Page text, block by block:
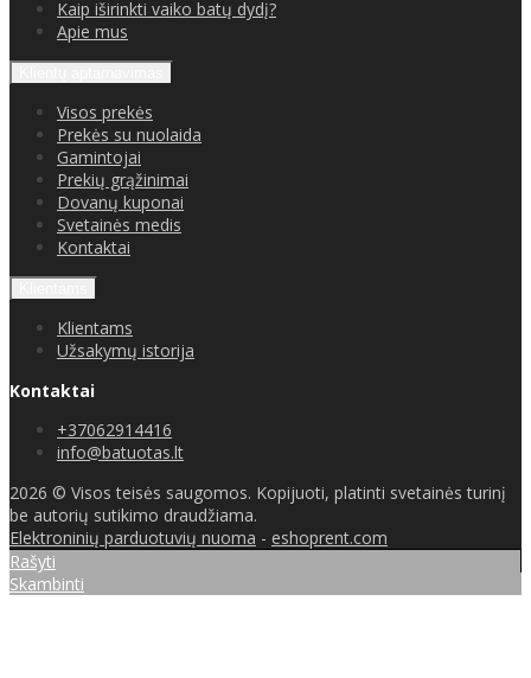
Kaip iširinkti vaiko batų dydį?
Apie mus
Visos prekės
Prekės su nuolaida
Gamintojai
Prekių grąžinimai
Dovanų kuponai
Svetainės medis
Kontaktai
Klientams
Užsakymų istorija
Kontaktai
+37062914416
info@batuotas.lt
2026 © Visos teisės saugomos. Kopijuoti, platinti svetainės turinį
be autorių sutikimo draudžiama.
Elektroninių parduotuvių nuoma - eshoprent.com
Rašyti
Skambinti